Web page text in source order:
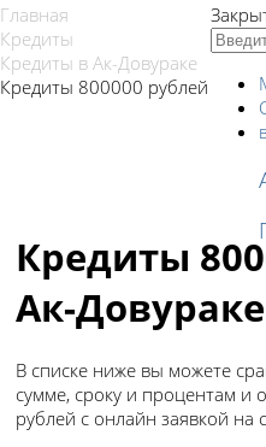
Главная
Кредиты
Кредиты в Ак-Довураке
Кредиты 800000 рублей
Кредиты
Ак-Довураке
В списке ниже вы можете
сумме, сроку и процентам
рублей с онлайн заявкой на